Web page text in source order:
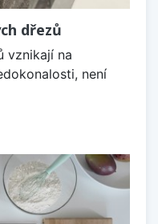
dřezů
vznikají na
není